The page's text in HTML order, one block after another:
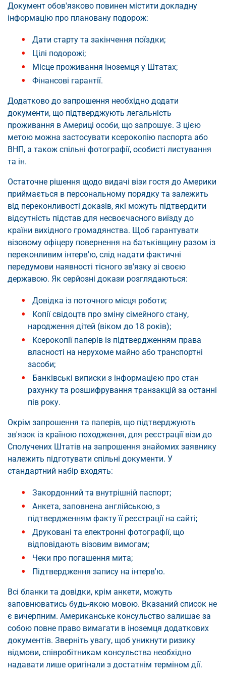
Документ обов'язково повинен містити докладну
інформацію про плановану подорож:
Дати старту та закінчення поїздки;
Цілі подорожі;
Місце проживання іноземця у Штатах;
Фінансові гарантії.
Додатково до запрошення необхідно додати
документи, що підтверджують легальність
проживання в Америці особи, що запрошує. З цією
метою можна застосувати ксерокопію паспорта або
ВНП, а також спільні фотографії, особисті листування
та ін.
Остаточне рішення щодо видачі візи гостя до Америки
приймається в персональному порядку та залежить
від переконливості доказів, які можуть підтвердити
відсутність підстав для несвоєчасного виїзду до
країни вихідного громадянства. Щоб гарантувати
візовому офіцеру повернення на батьківщину разом із
переконливим інтерв'ю, слід надати фактичні
передумови наявності тісного зв'язку зі своєю
державою. Як серйозні докази розглядаються:
Довідка із поточного місця роботи;
Копії свідоцтв про зміну сімейного стану,
народження дітей (віком до 18 років);
Ксерокопії паперів із підтвердженням права
власності на нерухоме майно або транспортні
засоби;
Банківські виписки з інформацією про стан
рахунку та розшифрування транзакцій за останні
пів року.
Окрім запрошення та паперів, що підтверджують
зв'язок із країною походження, для реєстрації візи до
Сполучених Штатів на запрошення знайомих заявнику
належить підготувати спільні документи. У
стандартний набір входять:
Закордонний та внутрішній паспорт;
Анкета, заповнена англійською, з
підтвердженням факту її реєстрації на сайті;
Друковані та електронні фотографії, що
відповідають візовим вимогам;
Чеки про погашення мита;
Підтвердження запису на інтерв'ю.
Всі бланки та довідки, крім анкети, можуть
заповнюватись будь-якою мовою. Вказаний список не
є вичерпним. Американське консульство залишає за
собою повне право вимагати в іноземця додаткових
документів. Зверніть увагу, щоб уникнути ризику
відмови, співробітникам консульства необхідно
надавати лише оригінали з достатнім терміном дії.